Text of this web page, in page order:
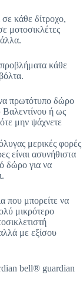
κάθε δίτροχο,
μοτοσικλέτες
κάθε
πρωτότυπο δώρο
Βαλεντίνου ή ως
μην ψάχνετε
μερικές φορές
είναι ασυνήθιστα
δώρο για να
που μπορείτε να
μικρότερο
με εξίσου
bell® guardian